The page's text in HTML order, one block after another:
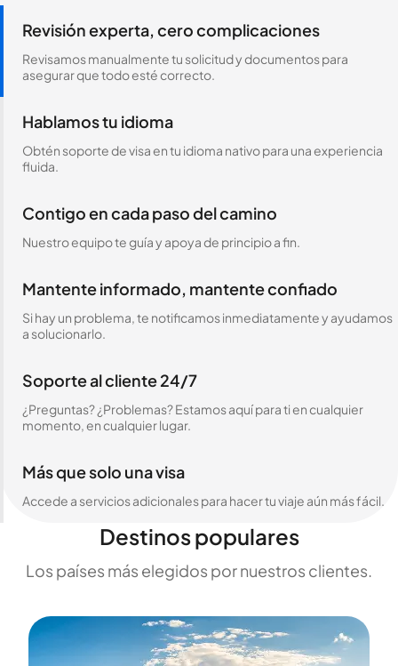
Revisión experta, cero complicaciones
Revisamos manualmente tu solicitud y documentos para
asegurar que todo esté correcto.
Hablamos tu idioma
Obtén soporte de visa en tu idioma nativo para una experiencia
fluida.
Contigo en cada paso del camino
Nuestro equipo te guía y apoya de principio a fin.
Mantente informado, mantente confiado
Si hay un problema, te notificamos inmediatamente y ayudamos
a solucionarlo.
Soporte al cliente 24/7
¿Preguntas? ¿Problemas? Estamos aquí para ti en cualquier
momento, en cualquier lugar.
Más que solo una visa
Accede a servicios adicionales para hacer tu viaje aún más fácil.
Destinos populares
Los países más elegidos por nuestros clientes.